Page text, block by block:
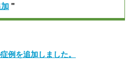
"
例を追加しました。